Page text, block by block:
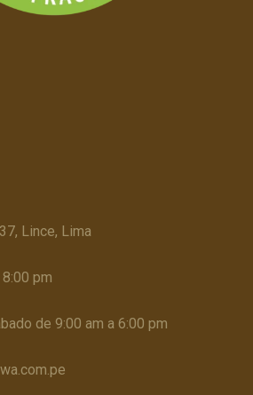
Lince, Lima
pm
de 9:00 am a 6:00 pm